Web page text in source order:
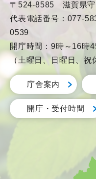
〒524-8585 滋賀県守
代表電話番号：077-
0539
開庁時間：9時～16時
（土曜日、日曜日、祝
庁舎案内
開庁・受付時間